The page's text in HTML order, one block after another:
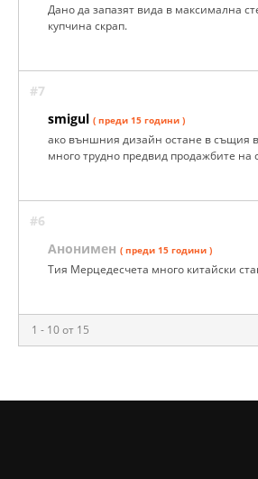
Дано да запазят вида в максимална
купчина скрап.
#7
smigul ( преди 15 години )
ако външния дизайн остане в същия
много трудно предвид продажбите на
#6
Анонимен ( преди 15 години )
Тия Мерцедесчета много китайски
1 - 10 от 15